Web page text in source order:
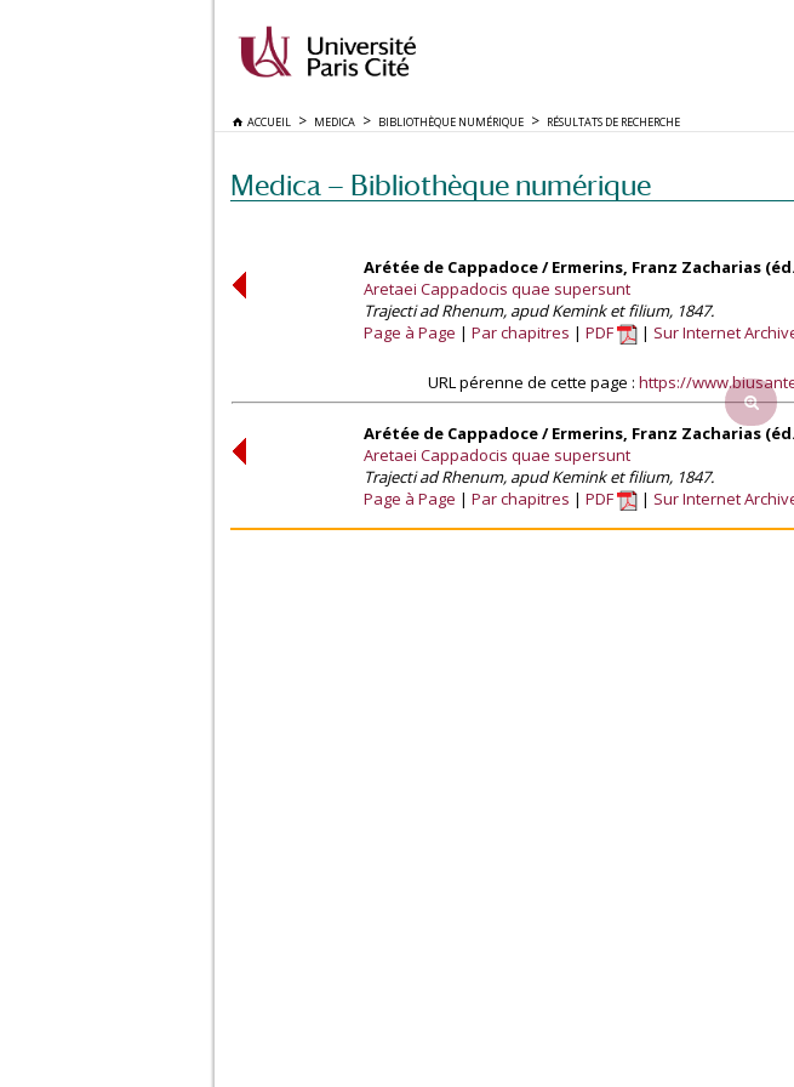
ACCUEIL MEDICA BIBLIOTHÈQUE NUMÉRIQUE RÉSULTATS DE RECHERCHE
Medica — Bibliothèque numérique
Arétée de Cappadoce / Ermerins, Franz Zacharias
Aretaei Cappadocis quae supersunt
Trajecti ad Rhenum, apud Kemink et filium, 1847.
Page à Page
Par chapitres PDF Sur Internet
URL pérenne de cette page : https://
Arétée de Cappadoce / Ermerins, Franz Zacharias
Aretaei Cappadocis quae supersunt
Trajecti ad Rhenum, apud Kemink et filium, 1847.
Page à Page
Par chapitres PDF Sur Internet